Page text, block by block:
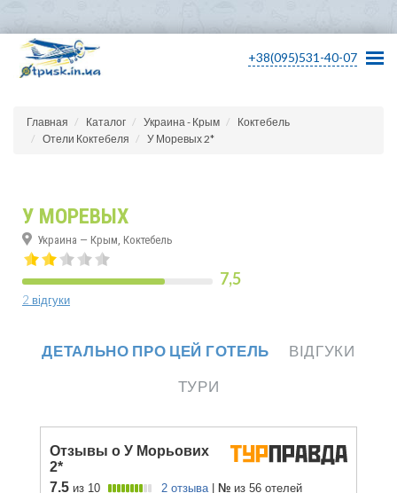
+38(095)531-40-07
Главная Каталог Украина - Крым
Коктебель
Отели Коктебеля
У Моревых 2*
У МОРЕВЫХ
Украина — Крым, Коктебель
7,5
2 відгуки
ДЕТАЛЬНО ПРО ЦЕЙ ГОТЕЛЬ
ВІДГУКИ
ТУРИ